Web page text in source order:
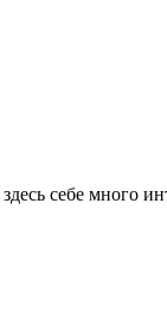
себе много